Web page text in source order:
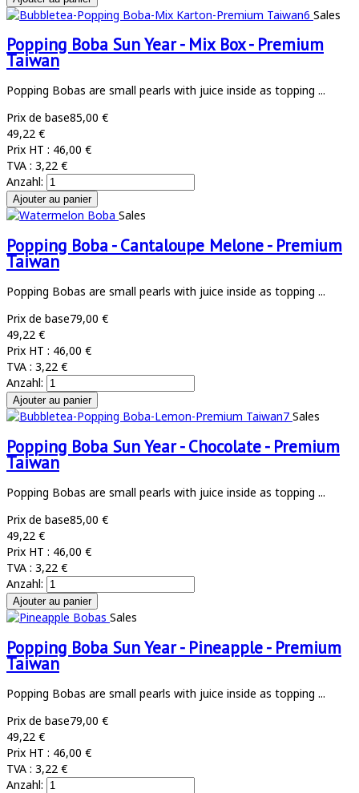
Sales
Popping Boba Sun Year - Mix Box - Premium
Taiwan
Popping Bobas are small pearls with juice inside as topping ...
Prix de base85,00 €
49,22 €
Prix HT : 46,00 €
TVA : 3,22 €
Anzahl:
Sales
Popping Boba - Cantaloupe Melone - Premium
Taiwan
Popping Bobas are small pearls with juice inside as topping ...
Prix de base79,00 €
49,22 €
Prix HT : 46,00 €
TVA : 3,22 €
Anzahl:
Sales
Popping Boba Sun Year - Chocolate - Premium
Taiwan
Popping Bobas are small pearls with juice inside as topping ...
Prix de base85,00 €
49,22 €
Prix HT : 46,00 €
TVA : 3,22 €
Anzahl:
Sales
Popping Boba Sun Year - Pineapple - Premium
Taiwan
Popping Bobas are small pearls with juice inside as topping ...
Prix de base79,00 €
49,22 €
Prix HT : 46,00 €
TVA : 3,22 €
Anzahl: